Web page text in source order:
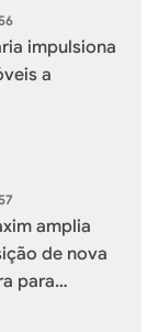
impulsiona
a
amplia
de nova
para